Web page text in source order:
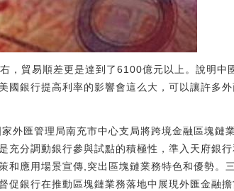
，貿易順差更是達到了6100億元以上。說明中
國銀行提高利率的影響會這么大，可以讓許多
外匯管理局南充市中心支局將跨境金融區塊鏈
充分調動銀行參與試點的積極性，準入天府銀
和應用場景宣傳,突出區塊鏈業務特色和優勢。
促銀行在推動區塊鏈業務落地中展現外匯金融